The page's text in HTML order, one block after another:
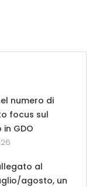
numero di
focus sul
GDO
al
agosto, un